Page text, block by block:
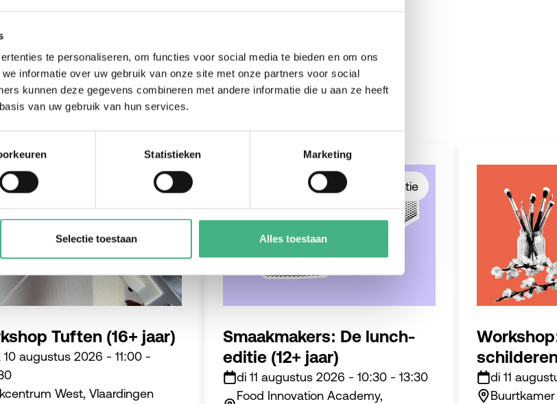
te personaliseren, om functies voor social media te bieden en om ons
informatie over uw gebruik van onze site met onze partners voor social
kunnen deze gegevens combineren met andere informatie die u aan ze heeft
van uw gebruik van hun services.
Statistieken Marketing
Selectie toestaan Alles toestaan
Tuften (16+ jaar)
10 augustus 2026 - 11:00 -
West, Vlaardingen
#jongeren
Smaakmakers: De lunch-
editie (12+ jaar)
di 11 augustus 2026 - 10:30 - 13:30
Food Innovation Academy,
#zomervakantie
di 11
Buurtkamer